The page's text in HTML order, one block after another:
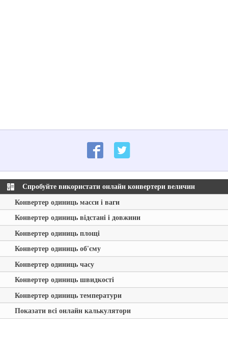
Спробуйте використати онлайн конвертери величин
Конвертер одиниць масси і ваги
Конвертер одиниць відстані і довжини
Конвертер одиниць площі
Конвертер одиниць об'єму
Конвертер одиниць часу
Конвертер одиниць швидкості
Конвертер одиниць температури
Показати всі онлайн калькулятори